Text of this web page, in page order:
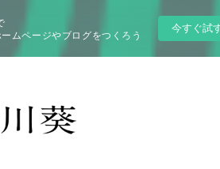
ムページやブログをつくろう
今すぐ試